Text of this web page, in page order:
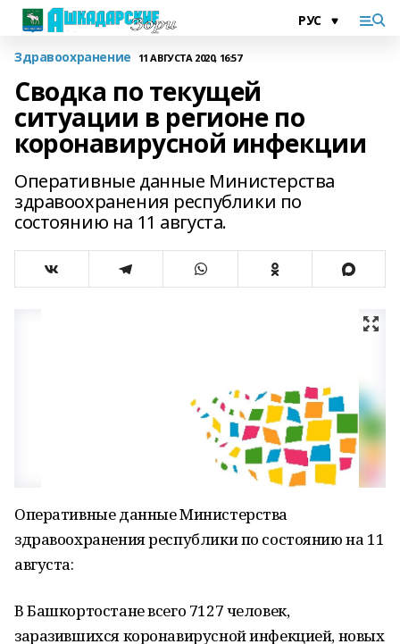
Здравоохранение 11 АВГУСТА 2020, 16:57
Сводка по текущей
ситуации в регионе по
коронавирусной инфекции
Оперативные данные Министерства
здравоохранения республики по
состоянию на 11 августа.
Оперативные данные Министерства
здравоохранения республики по состоянию на 11
августа:
В Башкортостане всего 7127 человек,
заразившихся коронавирусной инфекцией, новых